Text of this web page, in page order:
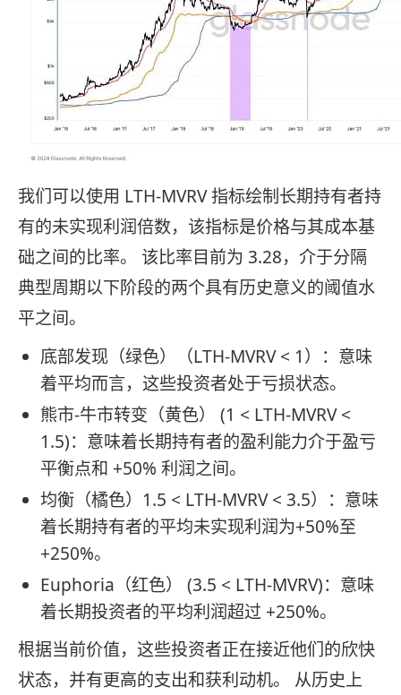
我们可以使用 LTH-MVRV 指标绘制长期持有者持
有的未实现利润倍数，该指标是价格与其成本基
础之间的比率。 该比率目前为 3.28，介于分隔
典型周期以下阶段的两个具有历史意义的阈值水
平之间。
底部发现（绿色）（LTH-MVRV < 1）：意味
着平均而言，这些投资者处于亏损状态。
熊市-牛市转变（黄色） (1 < LTH-MVRV <
1.5)：意味着长期持有者的盈利能力介于盈亏
平衡点和 +50% 利润之间。
均衡（橘色）1.5 < LTH-MVRV < 3.5）：意味
着长期持有者的平均未实现利润为+50%至
+250%。
Euphoria（红色） (3.5 < LTH-MVRV)：意味
着长期投资者的平均利润超过 +250%。
根据当前价值，这些投资者正在接近他们的欣快
状态，并有更高的支出和获利动机。 从历史上